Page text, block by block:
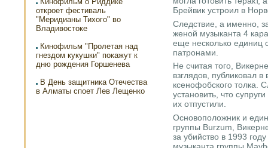
откроет фестиваль
"Меридианы Тихого" во
Владивостоке
Кинофильм "Пролетая над
гнездом кукушки" покажут к
дню рождения Горшенева
В День защитника Отечества
в Алматы споет Лев Лещенко
Брейвик устроил в
Следствие, а именно,
женой музыканта 4
еще несколько единиц
патронами.
Не считая того,
взглядов, публиковал
ксенофобского толка.
установить, что
их отпустили.
Основоположник и
группы Burzum,
за убийство в 1993